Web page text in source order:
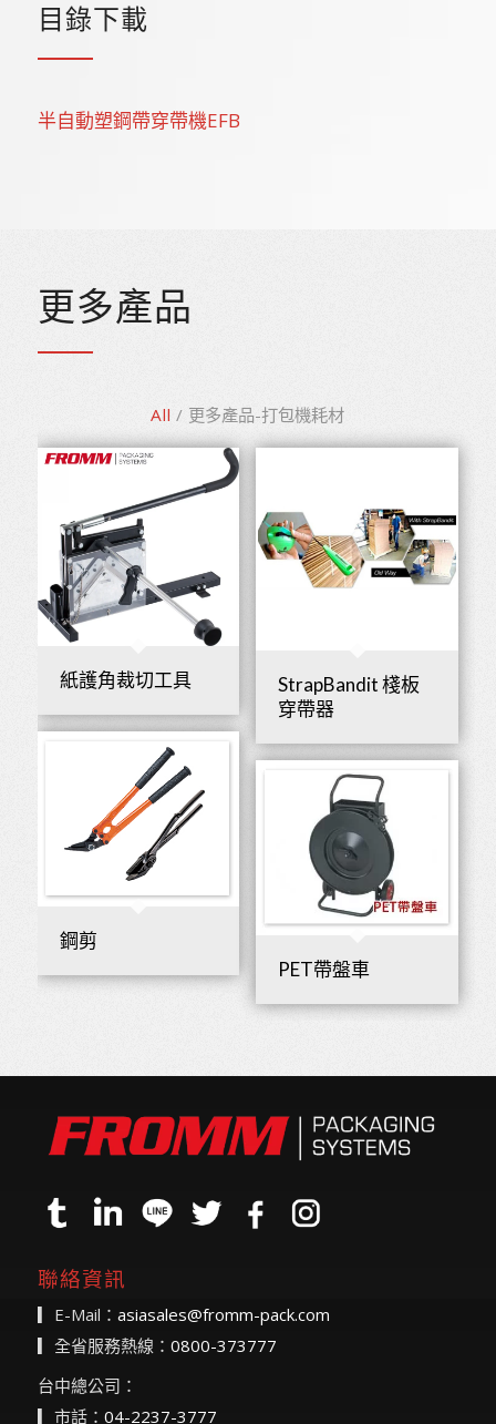
目錄下載
半自動塑鋼帶穿帶機EFB
更多產品
All / 更多產品-打包機耗材
紙護角裁切工具
StrapBandit 棧板
穿帶器
鋼剪
PET帶盤車
聯絡資訊
▎E-Mail： asiasales@fromm-pack.com
▎全省服務熱線： 0800-373777
台中總公司：
▎市話： 04-2237-3777